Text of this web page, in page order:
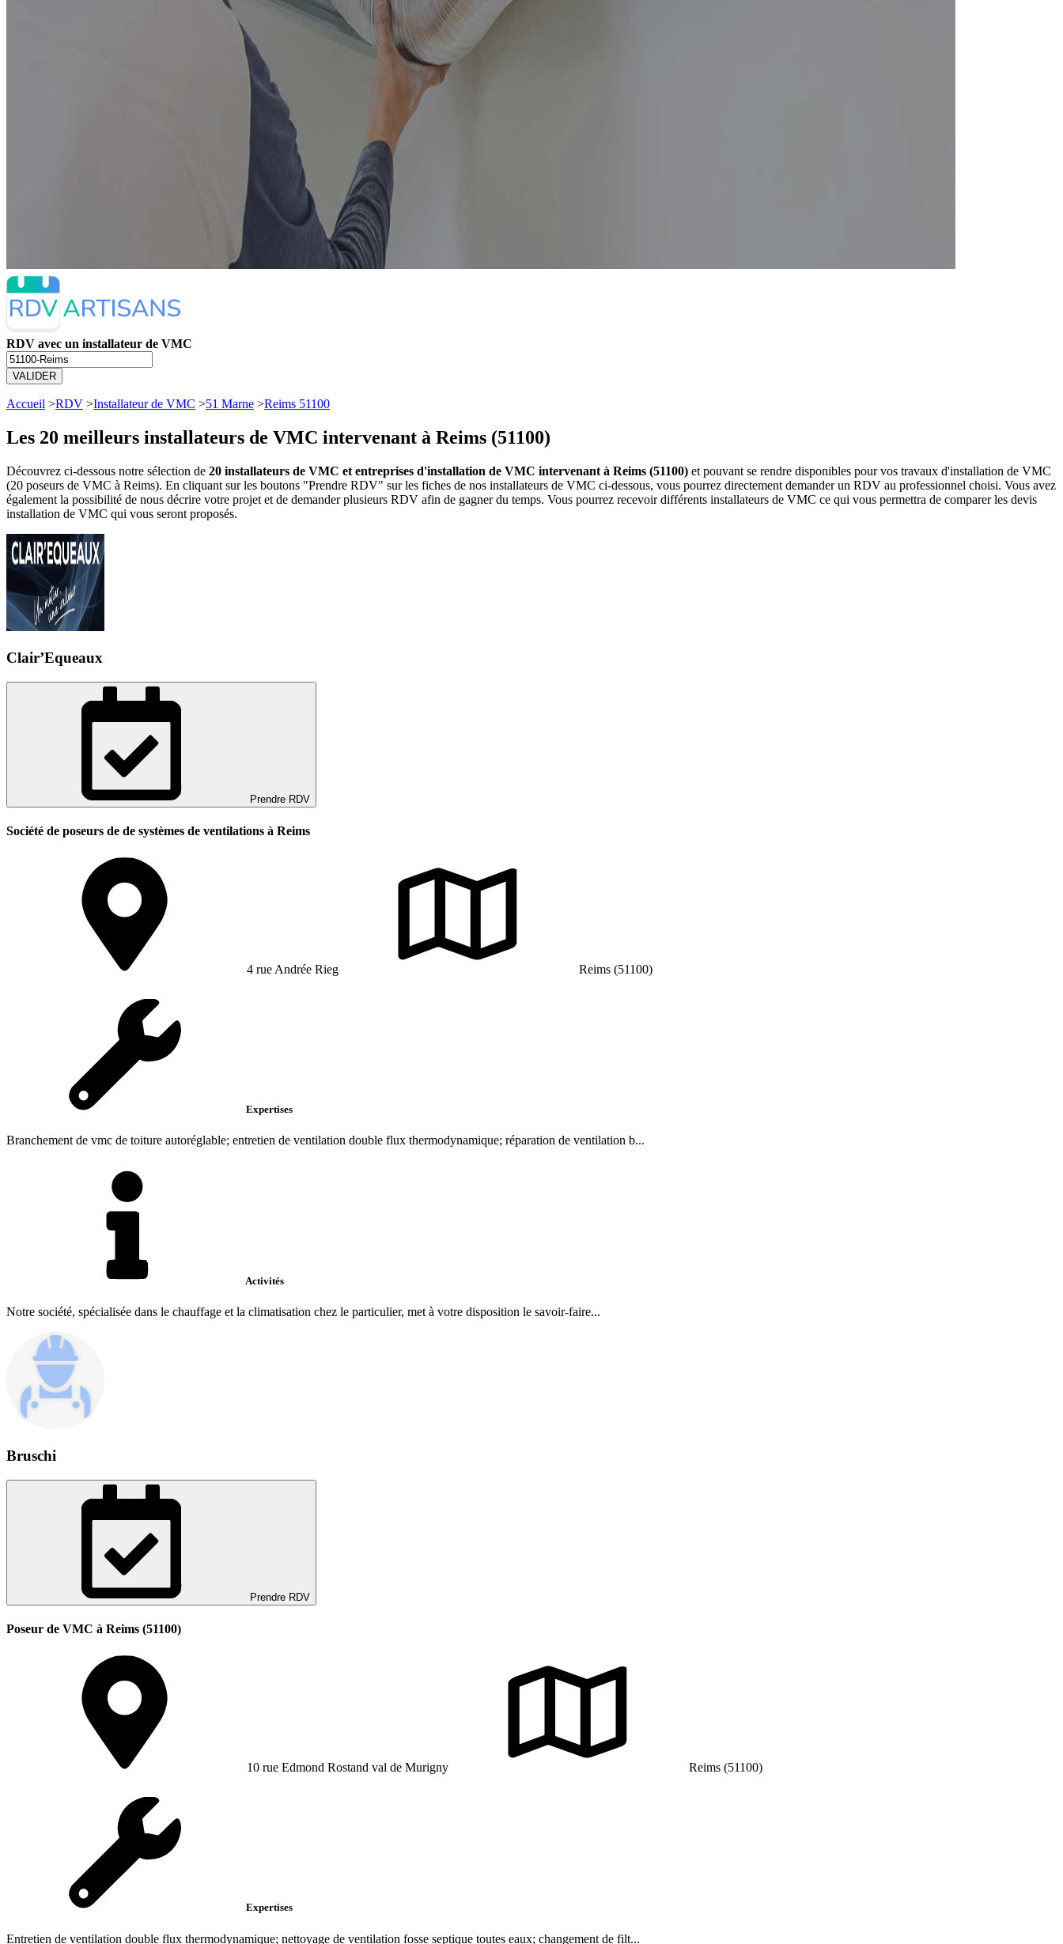
RDV avec un installateur de VMC
VALIDER
Accueil >RDV >Installateur de VMC >51 Marne >Reims 51100
Les 20 meilleurs installateurs de VMC intervenant à Reims (51100)
Découvrez ci-dessous notre sélection de 20 installateurs de VMC et entreprises d'installation de VMC intervenant à Reims (51100) et pouvant se rendre disponibles pour vos travaux d'installation de VMC
(20 poseurs de VMC à Reims). En cliquant sur les boutons "Prendre RDV" sur les fiches de nos installateurs de VMC ci-dessous, vous pourrez directement demander un RDV au professionnel choisi. Vous avez
également la possibilité de nous décrire votre projet et de demander plusieurs RDV afin de gagner du temps. Vous pourrez recevoir différents installateurs de VMC ce qui vous permettra de comparer les devis
installation de VMC qui vous seront proposés.
Clair’Equeaux
Prendre RDV
Société de poseurs de de systèmes de ventilations à Reims
4 rue Andrée Rieg Reims (51100)
Expertises
Branchement de vmc de toiture autoréglable; entretien de ventilation double flux thermodynamique; réparation de ventilation b...
Activités
Notre société, spécialisée dans le chauffage et la climatisation chez le particulier, met à votre disposition le savoir-faire...
Bruschi
Prendre RDV
Poseur de VMC à Reims (51100)
10 rue Edmond Rostand val de Murigny Reims (51100)
Expertises
Entretien de ventilation double flux thermodynamique; nettoyage de ventilation fosse septique toutes eaux; changement de filt...